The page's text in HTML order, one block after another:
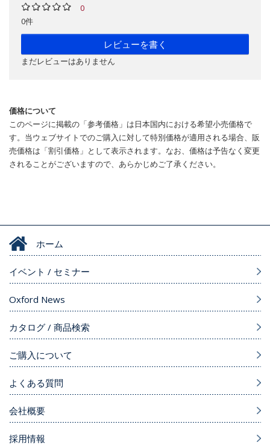
0
0件
レビューを書く
まだレビューはありません
価格について
このページに掲載の「参考価格」は日本国内における希望小売価格で
す。当ウェブサイトでのご購入に対して特別価格が適用される場合、販
売価格は「割引価格」として表示されます。なお、価格は予告なく変更
されることがございますので、あらかじめご了承ください。
ホーム
イベント / セミナー
Oxford News
カタログ / 商品検索
ご購入について
よくある質問
会社概要
採用情報